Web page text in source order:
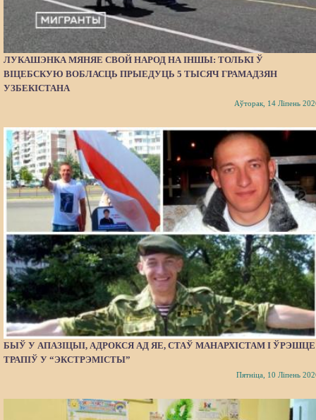
ЛУКАШЭНКА МЯНЯЕ СВОЙ НАРОД НА ІНШЫ: ТОЛЬКІ Ў
ВІЦЕБСКУЮ ВОБЛАСЦЬ ПРЫЕДУЦЬ 5 ТЫСЯЧ ГРАМАДЗЯН
УЗБЕКІСТАНА
Аўторак, 14 Ліпень
БЫЎ У АПАЗІЦЫІ, АДРОКСЯ АД ЯЕ, СТАЎ МАНАРХІСТАМ І ЎРЭШЦЕ
ТРАПІЎ У “ЭКСТРЭМІСТЫ”
Пятніца, 10 Ліпень